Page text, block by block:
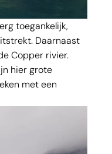
toegankelijk,
Daarnaast
Copper rivier.
hier grote
met een